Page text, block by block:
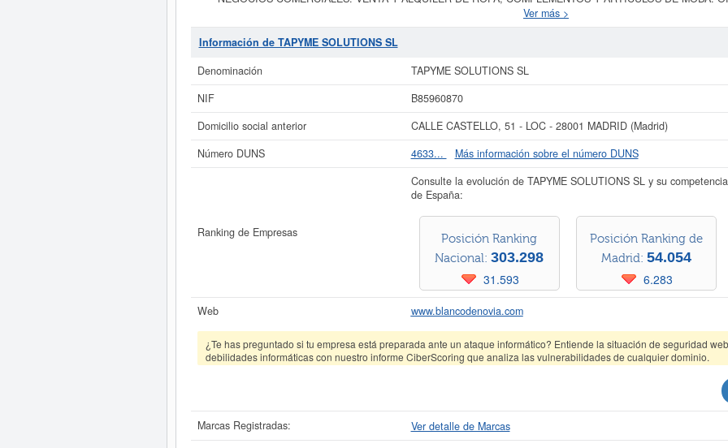
ACTIVIDADES SOCIALES Y CULTURALES, ETC. es el propósito final de la empresa
CNAE correspondiente es 4771 - Comercio al por menor de prendas de vestir. Los digitos correspondientes al
son 56510000.TAPYME SOLUTIONS SL
son puede hacer la consulta en esta página. El capital social de la empresa se encuentra dentro del rango de 0
Si está interesado en conocer más datos de la empresa TAPYME SOLUTIONS SL puede
SOLUTIONS SL y consultar los resultados de sus años de actividad, así como los balances y cuentas
La última actualización del informe de empresa se ha realizado el 24/07/2026.
Ver más >
Información de TAPYME SOLUTIONS SL
Denominación
TAPYME SOLUTIONS SL
NIF
B85960870
Domicilio social anterior
CALLE CASTELLO, 51 - LOC - 28001 MADRID (Madrid)
Número DUNS
4633... Más información sobre el número DUNS
Ranking de Empresas
Consulte la evolución de TAPYME SOLUTIONS SL y su
de España:
Posición Ranking
Nacional: 303.298
31.593
Posición Ranking de
Madrid: 54.054
6.283
Web www.blancodenovia.com
¿Te has preguntado si tu empresa está preparada ante un ataque informático? Entiende la situación de seguridad
debilidades informáticas con nuestro informe CiberScoring que analiza las vulnerabilidades de cualquier dominio.
Marcas Registradas:
Ver detalle de Marcas